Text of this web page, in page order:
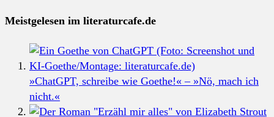
Meistgelesen im literaturcafe.de
»ChatGPT, schreibe wie Goethe!« – »Nö, mach ich
nicht.«